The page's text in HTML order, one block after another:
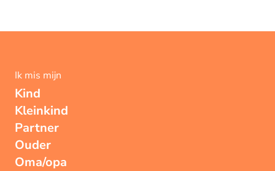
Ik mis mijn
Kind
Kleinkind
Partner
Ouder
Oma/opa